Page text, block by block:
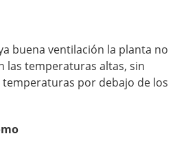
buena ventilación la planta no
las temperaturas altas, sin
por debajo de los